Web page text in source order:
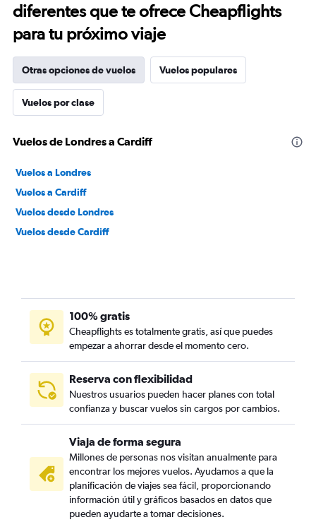
diferentes que te ofrece Cheapflights
para tu próximo viaje
Otras opciones de vuelos Vuelos populares
Vuelos por clase
Vuelos de Londres a Cardiff
Vuelos a Londres
Vuelos a Cardiff
Vuelos desde Londres
Vuelos desde Cardiff
100% gratis
Cheapflights es totalmente gratis, así que puedes
empezar a ahorrar desde el momento cero.
Reserva con flexibilidad
Nuestros usuarios pueden hacer planes con total
confianza y buscar vuelos sin cargos por cambios.
Viaja de forma segura
Millones de personas nos visitan anualmente para
encontrar los mejores vuelos. Ayudamos a que la
planificación de viajes sea fácil, proporcionando
información útil y gráficos basados en datos que
pueden ayudarte a tomar decisiones.